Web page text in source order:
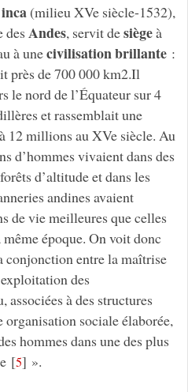
(milieu XVe siècle-1532),
des Andes, servit desiègeà
à unecivilisationbrillante:
de 700 000 km2.Il
le nord de l’Équateur sur 4
et rassemblait une
12 millions au XVe siècle. Au
d’hommes vivaient dans des
d’altitude et dans les
andines avaient
de vie meilleures que celles
époque. On voit donc
conjonction entre la maîtrise
des
à des structures
organisation sociale élaborée,
hommes dans une des plus
[5] ».